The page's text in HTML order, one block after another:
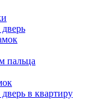
пальца
в квартиру